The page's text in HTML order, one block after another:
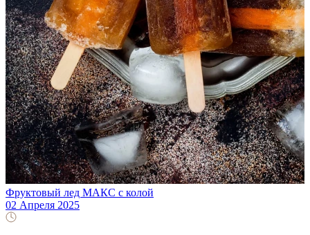
Фруктовый лед МАКС с колой
02 Апреля 2025